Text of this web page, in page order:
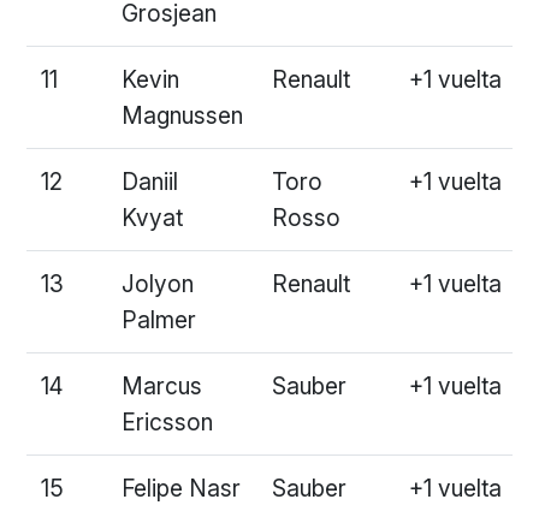
Grosjean
11
Kevin
Magnussen
Renault +1 vuelta
12
Daniil
Kvyat
Toro
Rosso
+1 vuelta
13
Jolyon
Palmer
Renault +1 vuelta
14
Marcus
Ericsson
Sauber +1 vuelta
15 Felipe Nasr Sauber +1 vuelta